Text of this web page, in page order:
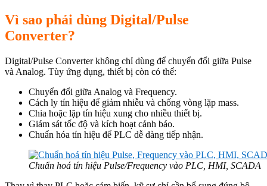
Vì sao phải dùng Digital/Pulse
Converter?
Digital/Pulse Converter không chỉ dùng để chuyển đổi giữa Pulse
và Analog. Tùy ứng dụng, thiết bị còn có thể:
Chuyển đổi giữa Analog và Frequency.
Cách ly tín hiệu để giảm nhiễu và chống vòng lặp mass.
Chia hoặc lặp tín hiệu xung cho nhiều thiết bị.
Giám sát tốc độ và kích hoạt cảnh báo.
Chuẩn hóa tín hiệu để PLC dễ dàng tiếp nhận.
Chuẩn hoá tín hiệu Pulse/Frequency vào PLC, HMI, SCADA